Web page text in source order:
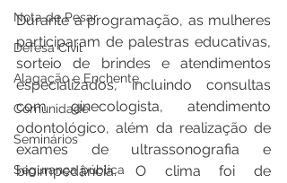
Nota de Pesar
Defesa Civil
Alagação e Enchente
Comunidade
Seminários
Segurança pública
Durante a programação, as mulheres
participaram de palestras educativas,
sorteio de brindes e atendimentos
especializados, incluindo consultas
com ginecologista, atendimento
odontológico, além da realização de
exames de ultrassonografia e
bioimpedância. O clima foi de